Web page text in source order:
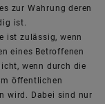
zur Wahrung deren
ist.
ist zulässig, wenn
eines Betroffenen
wenn durch die
öffentlichen
wird. Dabei sind nur